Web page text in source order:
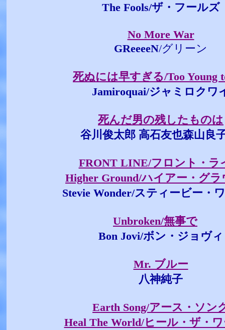
The Fools/ザ・フールズ
No More War
GReeeeN/グリーン
死ぬには早すぎる/Too Young
Jamiroquai/ジャミロクワ
死んだ男の残したものは
谷川俊太郎 高石友也森山良
FRONT LINE/フロント・ラ
Higher Ground/ハイアー・グラ
Stevie Wonder/スティービー・
Unbroken/無事で
Bon Jovi/ボン・ジョヴィ
Mr. ブルー
八神純子
Earth Song/アース・ソン
Heal The World/ヒール・ザ・